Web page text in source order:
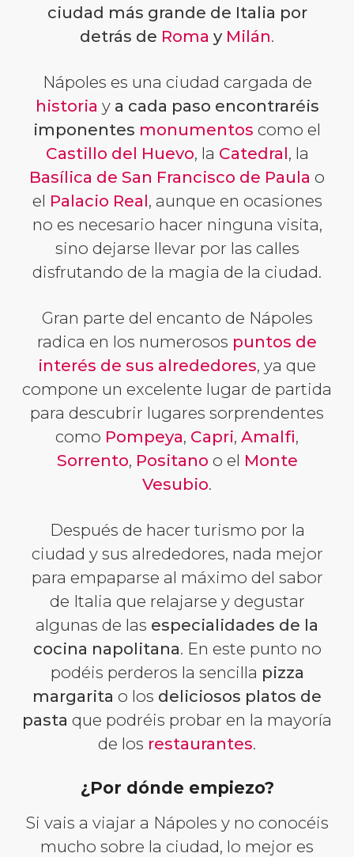
ciudad más grande de Italia por
detrás de Roma y Milán.
Nápoles es una ciudad cargada de
historia y a cada paso encontraréis
imponentes monumentos como el
Castillo del Huevo, la Catedral, la
Basílica de San Francisco de Paula o
el Palacio Real, aunque en ocasiones
no es necesario hacer ninguna visita,
sino dejarse llevar por las calles
disfrutando de la magia de la ciudad.
Gran parte del encanto de Nápoles
radica en los numerosos puntos de
interés de sus alrededores, ya que
compone un excelente lugar de partida
para descubrir lugares sorprendentes
como Pompeya, Capri, Amalfi,
Sorrento, Positano o el Monte
Vesubio.
Después de hacer turismo por la
ciudad y sus alrededores, nada mejor
para empaparse al máximo del sabor
de Italia que relajarse y degustar
algunas de las especialidades de la
cocina napolitana. En este punto no
podéis perderos la sencilla pizza
margarita o los deliciosos platos de
pasta que podréis probar en la mayoría
de los restaurantes.
¿Por dónde empiezo?
Si vais a viajar a Nápoles y no conocéis
mucho sobre la ciudad, lo mejor es